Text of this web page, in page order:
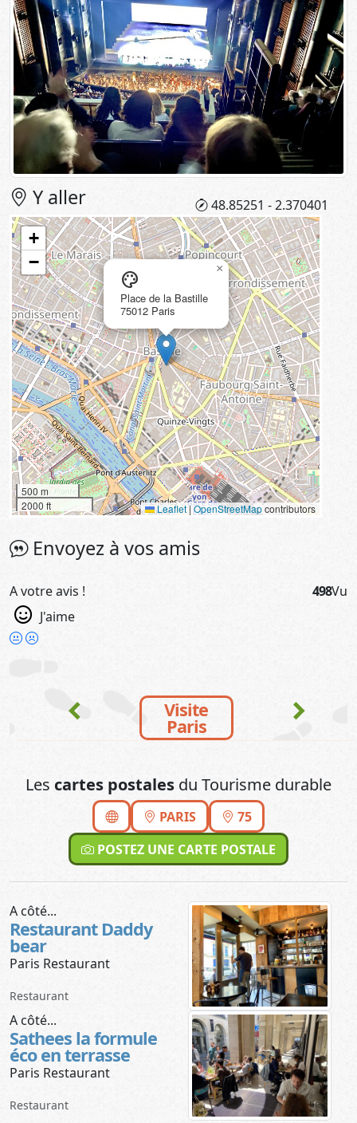
Y aller 48.85251 - 2.370401
palette
Place de la Bastille
75012 Paris
×
+
−
500 m
2000 ft
Leaflet|OpenStreetMapcontributors
Envoyez à vos amis
A votre avis !
J'aime
498Vu
chevron_left Visite
Paris chevron_right
Les cartes postales du Tourisme durable
PARIS
75
POSTEZ UNE CARTE POSTALE
A côté...
Restaurant Daddy
bear
Paris Restaurant
Restaurant
A côté...
Sathees la formule
éco en terrasse
Paris Restaurant
Restaurant